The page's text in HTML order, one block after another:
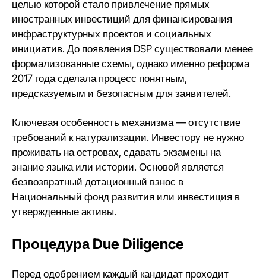
целью которой стало привлечение прямых
иностранных инвестиций для финансирования
инфраструктурных проектов и социальных
инициатив. До появления DSP существовали менее
формализованные схемы, однако именно реформа
2017 года сделала процесс понятным,
предсказуемым и безопасным для заявителей.
Ключевая особенность механизма — отсутствие
требований к натурализации. Инвестору не нужно
проживать на островах, сдавать экзамены на
знание языка или истории. Основой является
безвозвратный дотационный взнос в
Национальный фонд развития или инвестиция в
утвержденные активы.
Процедура Due Diligence
Перед одобрением каждый кандидат проходит